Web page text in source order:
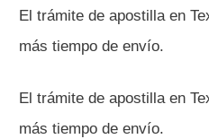
El trámite de apostilla en
más tiempo de envío.
El trámite de apostilla en
más tiempo de envío.